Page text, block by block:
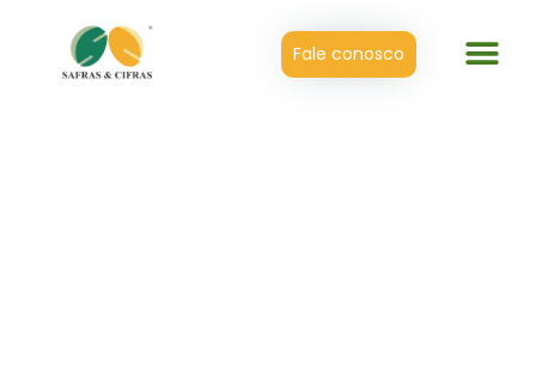
Fale conosco